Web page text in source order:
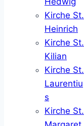
Kirche St.
Heinrich
Kirche St.
Kilian
Kirche St.
Laurentiu
s
Kirche St.